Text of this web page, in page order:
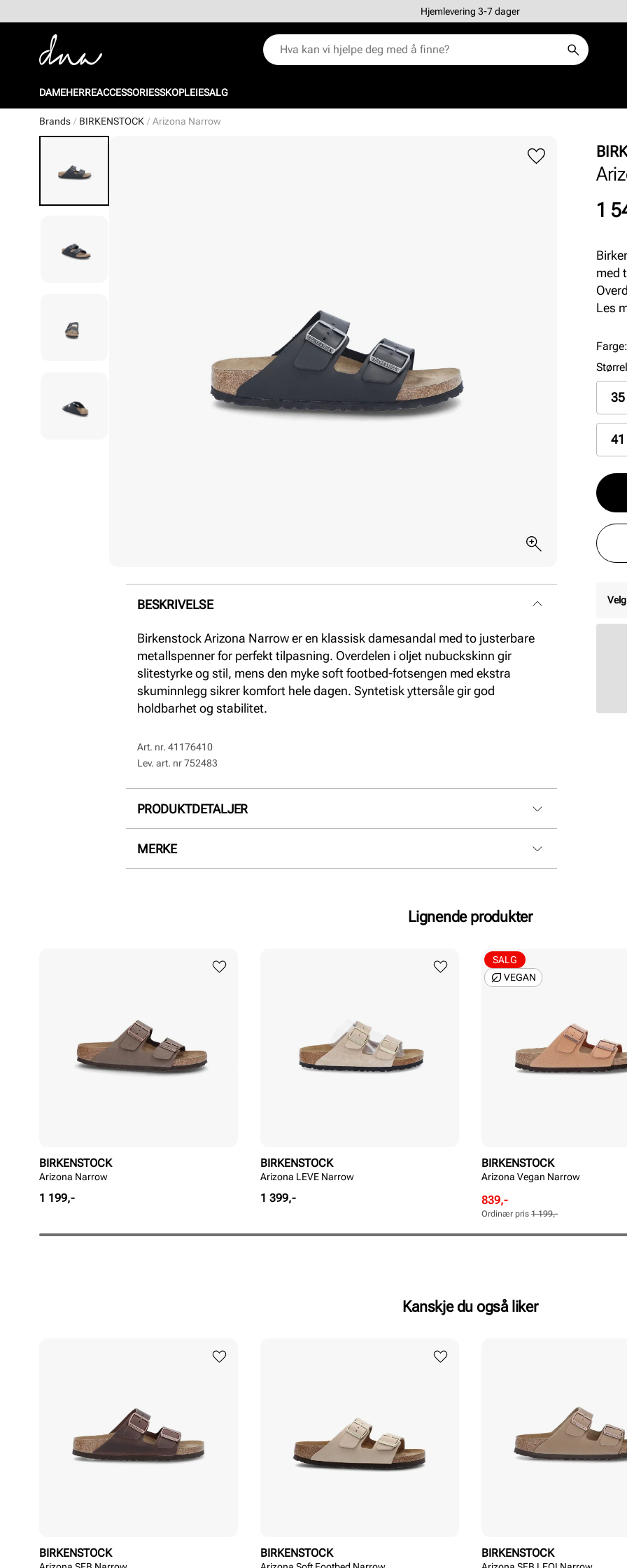
Hjemlevering 3-7 dager
DAMEHERREACCESSORIESSKOPLEIESALG
Brands BIRKENSTOCK Arizona Narrow
BESKRIVELSE
Birkenstock Arizona Narrow er en klassisk damesandal med to justerbare
metallspenner for perfekt tilpasning. Overdelen i oljet nubuckskinn gir
slitestyrke og stil, mens den myke soft footbed-fotsengen med ekstra
skuminnlegg sikrer komfort hele dagen. Syntetisk yttersåle gir god
holdbarhet og stabilitet.
Art. nr. 41176410
Lev. art. nr752483
PRODUKTDETALJER
Overdel:
MERKE
Pris
1
med
Les
Farge:
35
41
Lignende produkter
BIRKENSTOCK
Arizona Narrow
Pris
1 199,-
BIRKENSTOCK
Arizona LEVE Narrow
Pris
1 399,-
BIRKENSTOCK
Arizona Vegan Narrow
Rabattert
pris
Pris
839,-
Ordinær
pris
Pris
Ordinær pris 1 199,-
SALG
VEGAN
Kanskje du også liker
BIRKENSTOCK BIRKENSTOCK BIRKENSTOCK